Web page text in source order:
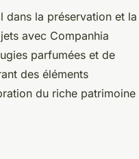
dans la préservation et la
avec Companhia
parfumées et de
des éléments
du riche patrimoine